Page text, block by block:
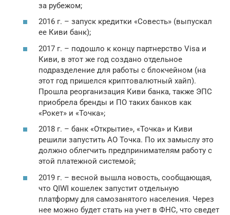
за рубежом;
2016 г. – запуск кредитки «Совесть» (выпускал
ее Киви банк);
2017 г. – подошло к концу партнерство Visa и
Киви, в этот же год создано отдельное
подразделение для работы с блокчейном (на
этот год пришелся криптовалютный хайп).
Прошла реорганизация Киви банка, также ЭПС
приобрела бренды и ПО таких банков как
«Рокет» и «Точка»;
2018 г. – банк «Открытие», «Точка» и Киви
решили запустить АО Точка. По их замыслу это
должно облегчить предпринимателям работу с
этой платежной системой;
2019 г. – весной вышла новость, сообщающая,
что QIWI кошелек запустит отдельную
платформу для самозанятого населения. Через
нее можно будет стать на учет в ФНС, что сведет